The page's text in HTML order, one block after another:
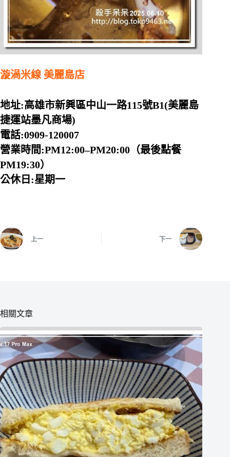
漩渦米線 美麗島店
地址:高雄市新興區中山一路115號B1(美麗島
捷運站墨凡商場)
電話:0909-120007
營業時間:PM12:00–PM20:00（最後點餐
PM19:30）
公休日:星期一
上一 下一
相關文章